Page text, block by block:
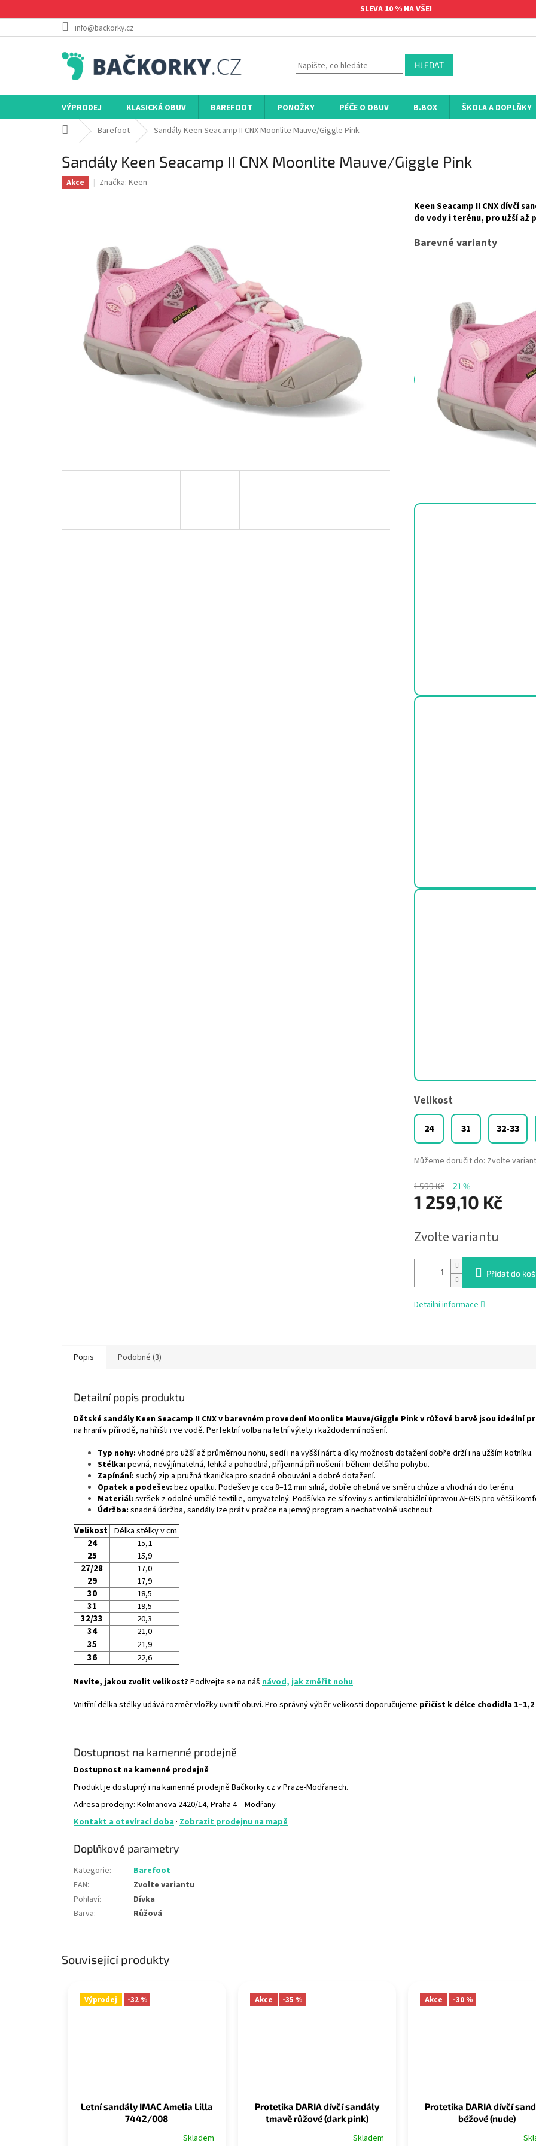
na
SLEVA 10 % NA VŠE!
info@backorky.cz
HLEDAT
VÝPRODEJ KLASICKÁ OBUV BAREFOOT PONOŽKY PÉČE O OBUV B.BOX ŠKOLA A DOPLŇKY
Domů Barefoot Sandály Keen Seacamp II CNX Moonlite Mauve/Giggle Pink
Sandály Keen Seacamp II CNX Moonlite Mauve/Giggle Pink
Akce Značka: Keen
1 599 Kč –21 %
1 259,10 Kč
cena:
Zvolte variantu
Velikost
24 31 32-33
Můžeme doručit do: Zvolte
Přidat do
Keen Seacamp II CNX dívčí
do vody i terénu, pro užší až
Barevné varianty
Detailní informace
Související produkty
Výprodej -32 %
Letní sandály IMAC Amelia Lilla
7442/008
Skladem
Akce -35 %
Protetika DARIA dívčí sandály
tmavě růžové (dark pink)
Skladem
Akce -30 %
Protetika DARIA dívčí
béžové (nude)
Popis Podobné (3)
Detailní popis produktu
Dětské sandály Keen Seacamp II CNX v barevném provedení Moonlite Mauve/Giggle Pink v růžové barvě jsou ideální
na hraní v přírodě, na hřišti i ve vodě. Perfektní volba na letní výlety i každodenní nošení.
Typ nohy: vhodné pro užší až průměrnou nohu, sedí i na vyšší nárt a díky možnosti dotažení dobře drží i na užším kotníku.
Stélka: pevná, nevýjímatelná, lehká a pohodlná, příjemná při nošení i během delšího pohybu.
Zapínání: suchý zip a pružná tkanička pro snadné obouvání a dobré dotažení.
Opatek a podešev: bez opatku. Podešev je cca 8–12 mm silná, dobře ohebná ve směru chůze a vhodná i do terénu.
Materiál: svršek z odolné umělé textilie, omyvatelný. Podšívka ze síťoviny s antimikrobiální úpravou AEGIS pro větší
Údržba: snadná údržba, sandály lze prát v pračce na jemný program a nechat volně uschnout.
Velikost Délka stélky v cm
24
15,1
25
15,9
27/28
17,0
29
17,9
30
18,5
31
19,5
32/33
20,3
34
21,0
35
21,9
36
22,6
Nevíte, jakou zvolit velikost? Podívejte se na náš návod, jak změřit nohu.
Vnitřní délka stélky udává rozměr vložky uvnitř obuvi. Pro správný výběr velikosti doporučujeme přičíst k délce chodidla 1–1,2
Dostupnost na kamenné prodejně
Dostupnost na kamenné prodejně
Produkt je dostupný i na kamenné prodejně Bačkorky.cz v Praze-Modřanech.
Adresa prodejny: Kolmanova 2420/14, Praha 4 – Modřany
Kontakt a otevírací doba · Zobrazit prodejnu na mapě
Doplňkové parametry
Kategorie:
Barefoot
EAN:
Zvolte variantu
Pohlaví:
Dívka
Barva: Růžová